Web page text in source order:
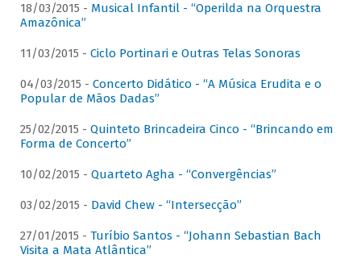
18/03/2015 - Musical Infantil - “Operilda na Orquestra
Amazônica”
11/03/2015 - Ciclo Portinari e Outras Telas Sonoras
04/03/2015 - Concerto Didático - “A Música Erudita e o
Popular de Mãos Dadas”
25/02/2015 - Quinteto Brincadeira Cinco - “Brincando em
Forma de Concerto”
10/02/2015 - Quarteto Agha - “Convergências”
03/02/2015 - David Chew - “Intersecção”
27/01/2015 - Turíbio Santos - “Johann Sebastian Bach
Visita a Mata Atlântica”